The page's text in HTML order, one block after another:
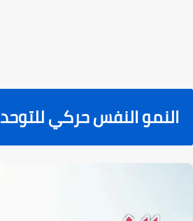
النمو النفس حركي للتوحد